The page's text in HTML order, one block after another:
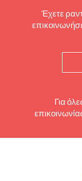
Έχετε
Για